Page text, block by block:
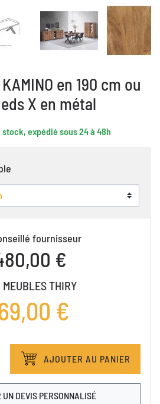
en 190 cm ou
X en métal
stock, expédié sous 24 à 48h
fournisseur
€
MEUBLES THIRY
€
AJOUTER AU PANIER
UN DEVIS PERSONNALISÉ